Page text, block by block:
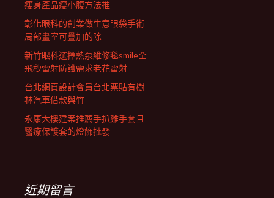
瘦身產品瘦小腹方法推
彰化眼科的創業做生意眼袋手術
局部畫室可疊加的除
新竹眼科選擇熱泵維修毯smile全
飛秒雷射防護需求老花雷射
台北網頁設計會員台北票貼有樹
林汽車借款與竹
永康大樓建案推薦手扒雞手套且
醫療保護套的燈飾批發
近期留言